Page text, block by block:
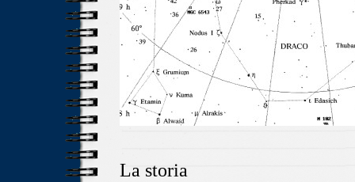
La storia